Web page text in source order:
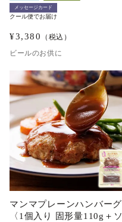
メッセージカード
クール便でお届け
¥3,380
（税込）
ビールのお供に
マンマプレーンハンバーグ
〈1個入り 固形量110g＋ソ